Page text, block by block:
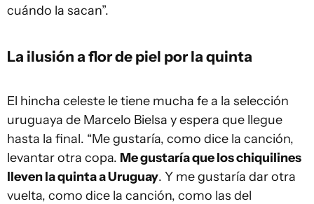
cuándo la sacan”.
La ilusión a flor de piel por la quinta
El hincha celeste le tiene mucha fe a la selección
uruguaya de Marcelo Bielsa y espera que llegue
hasta la final. “Me gustaría, como dice la canción,
levantar otra copa. Me gustaría que los chiquilines
lleven la quinta a Uruguay. Y me gustaría dar otra
vuelta, como dice la canción, como las del